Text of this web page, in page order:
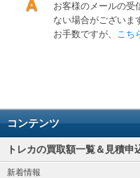
お客様のメールの受
ない場合がございま
お手数ですが、 こち
コンテンツ
トレカの買取額一覧＆見積申
新着情報